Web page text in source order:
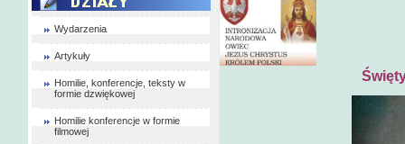
Wydarzenia
Artykuły
Homilie, konferencje, teksty w
formie dzwiękowej
Homilie konferencje w formie
filmowej